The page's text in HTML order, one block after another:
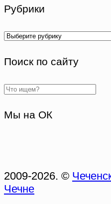
Рубрики
Рубрики
Поиск по сайту
Мы на ОК
2009-2026. ©
Чечне